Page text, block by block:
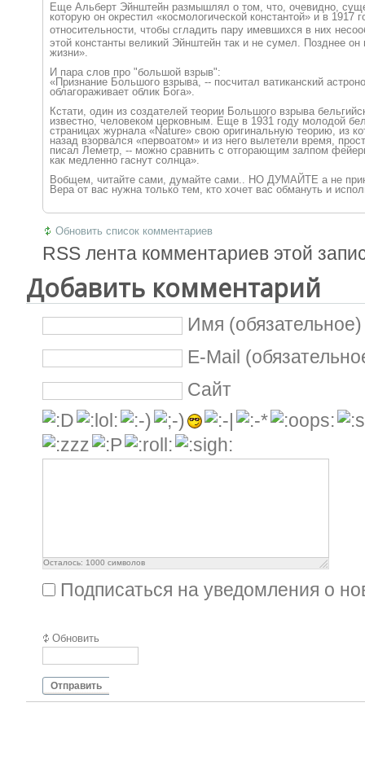
Еще Альберт Эйнштейн размышлял о том, что, очевидно,
которую он окрестил «космологической константой» и в 1917
относительности, чтобы сгладить пару имевшихся в них
этой константы великий Эйнштейн так и не сумел. Позднее
жизни».
И пара слов про "большой взрыв":
«Признание Большого взрыва, -- посчитал ватиканский
облагораживает облик Бога».
Кстати, один из создателей теории Большого взрыва
известно, человеком церковным. Еще в 1931 году молодой
страницах журнала «Nature» свою оригинальную теорию, из
назад взорвался «первоатом» и из него вылетели время,
писал Леметр, -- можно сравнить с отгорающим залпом
как медленно гаснут солнца».
Вобщем, читайте сами, думайте сами.. НО ДУМАЙТЕ а не
Вера от вас нужна только тем, кто хочет вас обмануть и
Обновить список комментариев
RSS лента комментариев этой
Добавить комментарий
Имя (обязательное)
E-Mail
Сайт
Осталось: 1000 символов
Подписаться на уведомления о
Обновить
Отправить